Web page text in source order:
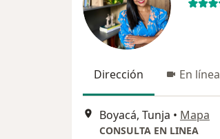
Dirección En línea
Boyacá, Tunja • Mapa
CONSULTA EN LINEA